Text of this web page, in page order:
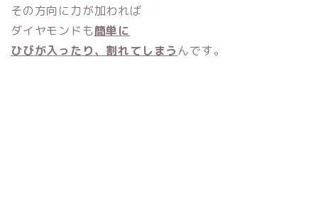
その方向に力が加われば
ダイヤモンドも簡単に
ひびが入ったり、割れてしまうんです。